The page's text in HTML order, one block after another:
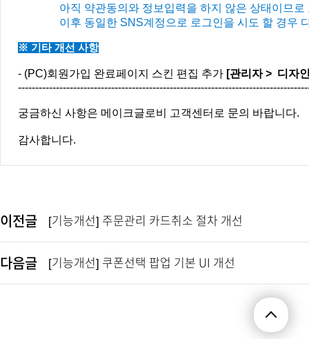
아직 약관동의와 정보입력을 하지 않은 상태이므로
이후 동일한 SNS계정으로 로그인을 시도 할 경우
※ 기타 개선 사항
- (PC)회원가입 완료페이지 스킨 편집 추가 [관리자 > 디자
궁금하신 사항은 메이크글로비 고객센터로 문의 바랍니다.
감사합니다.
이전글 [기능개선] 주문관리 카드취소 절차 개선
다음글 [기능개선] 쿠폰선택 팝업 기본 UI 개선